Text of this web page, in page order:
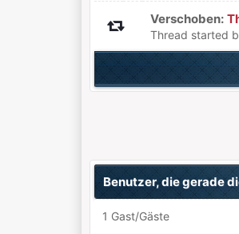
Verschoben:
Thread started
Benutzer, die gerade
1 Gast/Gäste